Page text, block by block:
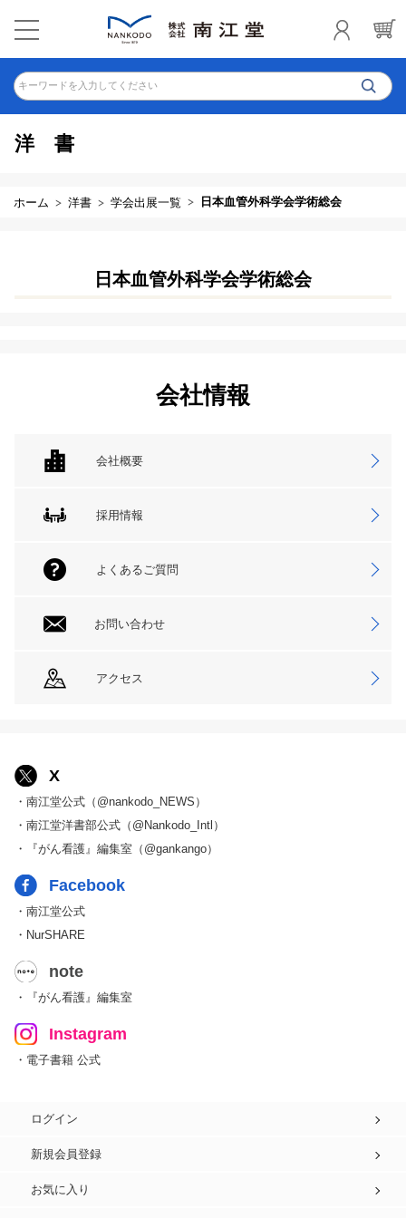
キーワードを入力してください
洋 書
ホーム 洋書 学会出展一覧 日本血管外科学会学術総会
日本血管外科学会学術総会
会社情報
会社概要
採用情報
よくあるご質問
お問い合わせ
アクセス
X
・南江堂公式（@nankodo_NEWS）
・南江堂洋書部公式（@Nankodo_Intl）
・『がん看護』編集室（@gankango）
Facebook
・南江堂公式
・NurSHARE
note
・『がん看護』編集室
Instagram
・電子書籍 公式
ログイン
新規会員登録
お気に入り